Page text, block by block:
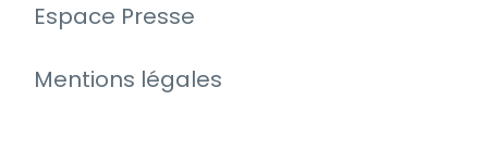
Espace Presse
Mentions légales